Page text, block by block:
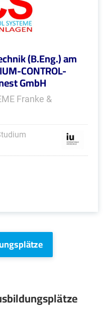
(B.Eng.) am
CONTROL-
GmbH
Franke &